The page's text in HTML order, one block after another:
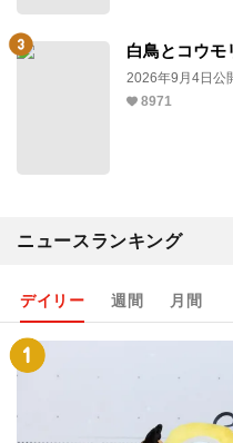
白鳥とコウモ
2026年9月4日公
8971
ニュースランキング
デイリー 週間 月間